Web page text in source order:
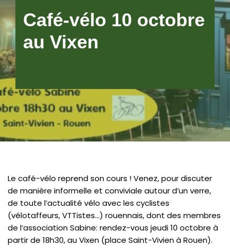
Café-vélo 10 octobre
au Vixen
Le café-vélo reprend son cours ! Venez, pour discuter
de manière informelle et conviviale autour d’un verre,
de toute l’actualité vélo avec les cyclistes
(vélotaffeurs, VTTistes…) rouennais, dont des membres
de l’association Sabine: rendez-vous jeudi 10 octobre à
partir de 18h30, au Vixen (place Saint-Vivien à Rouen).